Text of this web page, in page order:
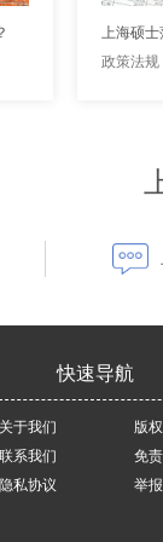
上海硕
政策法规
快速导航
关于我们
联系我们
隐私协议
版
免
举